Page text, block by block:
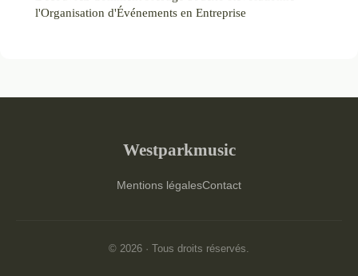
l'Organisation d'Événements en Entreprise
Westparkmusic
Mentions légalesContact
© 2026 · Tous droits réservés.